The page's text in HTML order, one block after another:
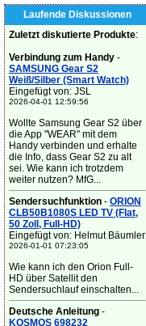
Laufende Diskussionen
Zuletzt diskutierte Produkte:
Verbindung zum Handy -
SAMSUNG Gear S2
Weiß/Silber (Smart Watch)
Eingefügt von: JSL
2026-04-01 12:59:56
Wollte Samsung Gear S2 über
die App "WEAR" mit dem
Handy verbinden und erhalte
die Info, dass Gear S2 zu alt
sei. Wie kann ich trotzdem
weiter nutzen? MfG...
Sendersuchfunktion - ORION
CLB50B1080S LED TV (Flat,
50 Zoll, Full-HD)
Eingefügt von: Helmut Bäumler
2026-01-01 07:23:05
Wie kann ich den Orion Full-
HD über Satellit den
Sendersuchlauf einschalten...
Deutsche Anleitung -
KOSMOS 698232